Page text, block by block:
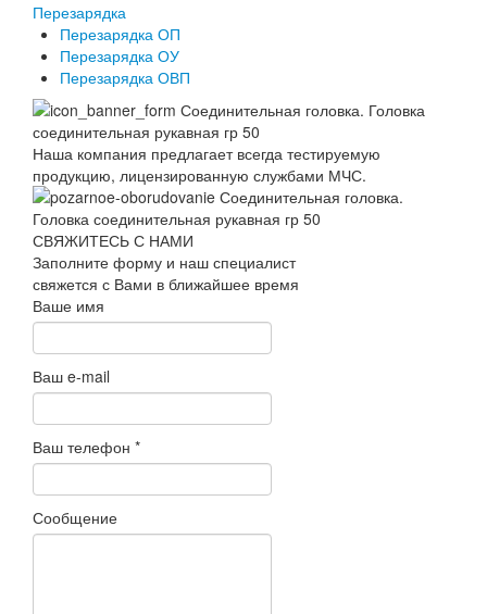
Перезарядка
Перезарядка ОП
Перезарядка ОУ
Перезарядка ОВП
Наша компания предлагает всегда тестируемую
продукцию, лицензированную службами МЧС.
СВЯЖИТЕСЬ С НАМИ
Заполните форму и наш специалист
свяжется с Вами в ближайшее время
Ваше имя
Ваш e-mail
Ваш телефон *
Сообщение